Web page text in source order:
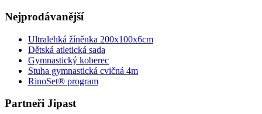
Nejprodávanější
Ultralehká žíněnka 200x100x6cm
Dětská atletická sada
Gymnastický koberec
Stuha gymnastická cvičná 4m
RinoSet® program
Partneři Jipast